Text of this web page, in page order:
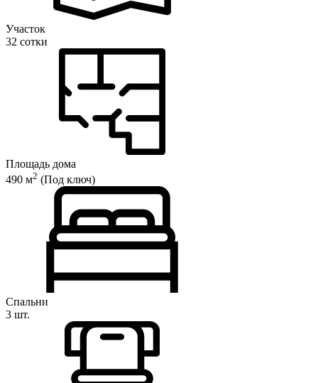
Участок
32 сотки
Площадь дома
490 м2 (Под ключ)
Спальни
3 шт.